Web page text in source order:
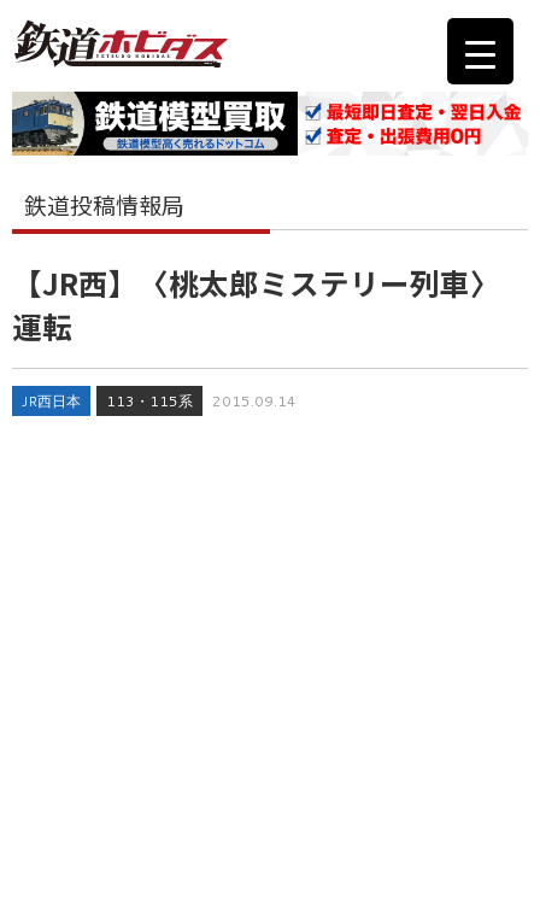
鉄道投稿情報局
【JR西】〈桃太郎ミステリー列車〉
運転
JR西日本 113・115系 2015.09.14